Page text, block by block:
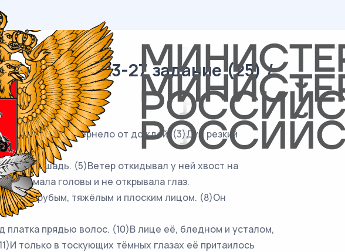
Русский / 23-27 задание (25) /
станции почернело от дождей. (3)Дул резкий
лошадь. (5)Ветер откидывал у ней хвост на
головы и не открывала глаз.
с грубым, тяжёлым и плоским лицом. (8)Он
прядью волос. (10)В лице её, бледном и усталом,
только в тоскующих тёмных глазах её притаилось